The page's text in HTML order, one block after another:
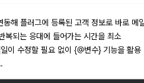
동해 플러그에 등록된 고객 정보로 바로 메
복되는 응대에 들어가는 시간을 최소
이 수정할 필요 없이 {@변수} 기능을 활용